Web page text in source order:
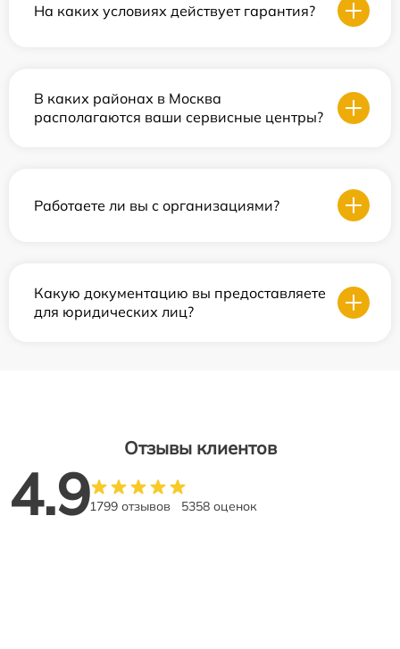
На каких условиях действует гарантия?
В каких районах в Москва
располагаются ваши сервисные центры?
Работаете ли вы с организациями?
Какую документацию вы предоставляете
для юридических лиц?
Отзывы клиентов
4.91799 отзывов 5358 оценок